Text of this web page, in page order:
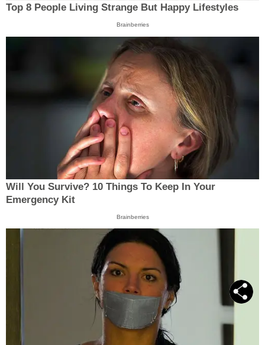
Top 8 People Living Strange But Happy Lifestyles
Brainberries
Will You Survive? 10 Things To Keep In Your
Emergency Kit
Brainberries